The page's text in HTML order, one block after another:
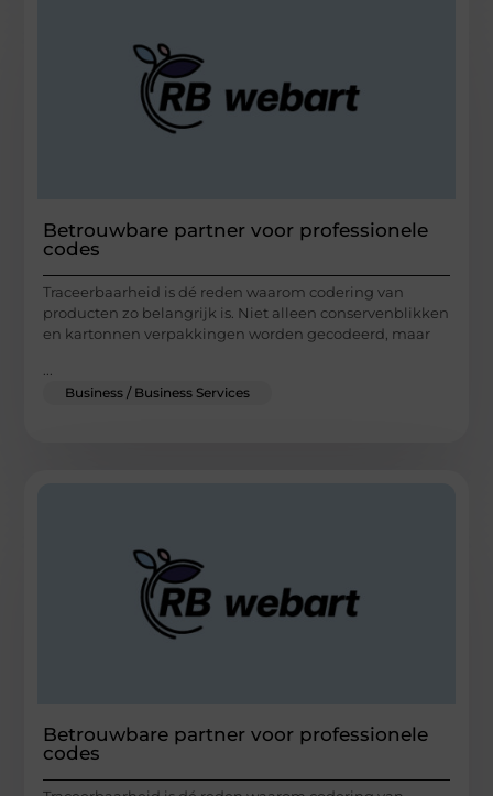
Betrouwbare partner voor professionele
codes
Traceerbaarheid is dé reden waarom codering van
producten zo belangrijk is. Niet alleen conservenblikken
en kartonnen verpakkingen worden gecodeerd, maar
...
Business / Business Services
Betrouwbare partner voor professionele
codes